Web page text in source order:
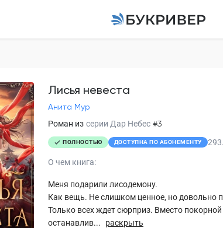
Лисья невеста
Анита Мур
Роман из серии Дар Небес #3
ПОЛНОСТЬЮ ДОСТУПНА ПО АБОНЕМЕНТУ
О чем книга:
Меня подарили лисодемону.
Как вещь. Не слишком ценное, но довольно
Только всех ждет сюрприз. Вместо
останавлив...
раскрыть